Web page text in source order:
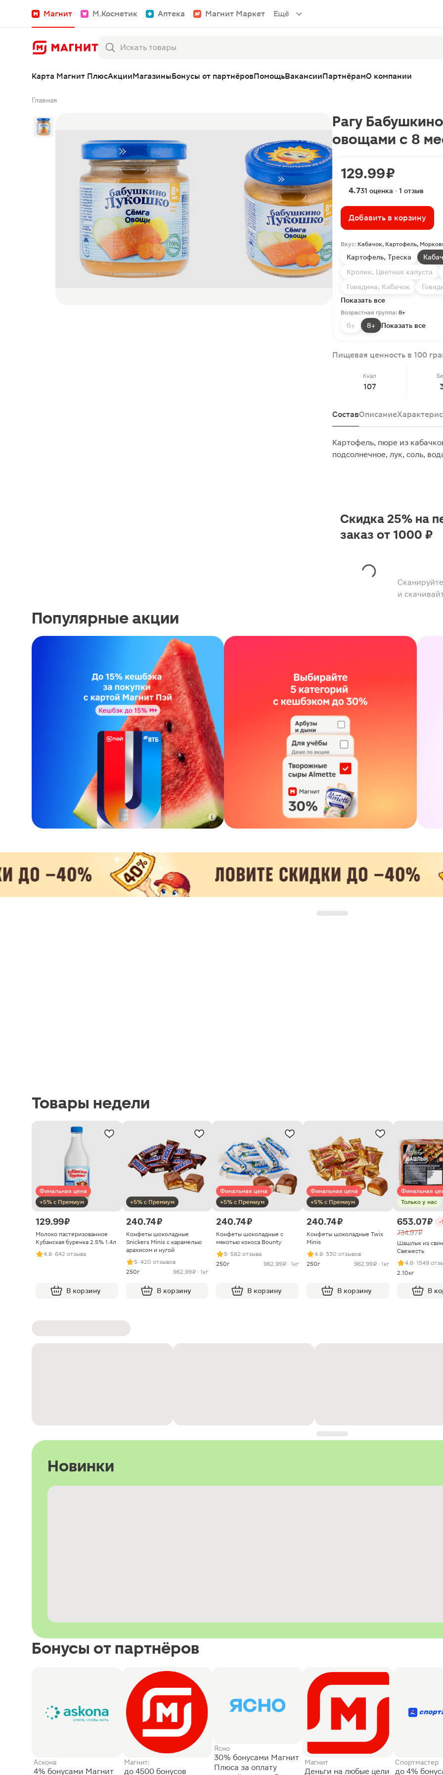
Магнит М.Косметик Аптека Магнит Маркет Ещё
Карта Магнит ПлюсАкцииМагазиныБонусы от партнёровПомощьВакансииПартнёрамО компании
Главная
Рагу
овощами с 8
129.99 ₽
4.731 оценка · 1 отзыв
Добавить в корзину
Вкус: Кабачок, Картофель,
Картофель, Треска
Кролик, Цветная капуста
Говядина, Кабачок
Показать все
Возрастная группа: 8+
6+ 8+ Показать все
Пищевая ценность в 100
Ккал
107
СоставОписание
Картофель, пюре из
подсолнечное, лук, соль,
и
Скидка 25% на
заказ от 1000 ₽
Популярные акции
Товары недели
Финальная цена
+5% с Премиум
129.99 ₽
Молоко пастеризованное
Кубанская буренка 2.5% 1.4л
4.8· 642 отзыва
В корзину
+5% с Премиум
240.74 ₽
Конфеты шоколадные
Snickers Minis с карамелью
арахисом и нугой
5· 420 отзывов
250г
962.99 ₽ · 1кг
В корзину
Финальная цена
+5% с Премиум
240.74 ₽
Конфеты шоколадные с
мякотью кокоса Bounty
5· 582 отзыва
250г
962.99 ₽ · 1кг
В корзину
Финальная цена
+5% с Премиум
240.74 ₽
Конфеты шоколадные Twix
Minis
4.8· 330 отзывов
250г
962.99 ₽ · 1кг
В корзину
Финальная
Только у нас
653.07 ₽ -
734.97 ₽
Шашлык из
Свежесть
4.6· 1549
2.10кг
В
Новинки
Бонусы от партнёров
Аскона
4% бонусами Магнит
Магнит:
до 4500 бонусов
Ясно
30% бонусами Магнит
Плюса за оплату
Магнит
Деньги на любые цели
Спортмастер
до 4%